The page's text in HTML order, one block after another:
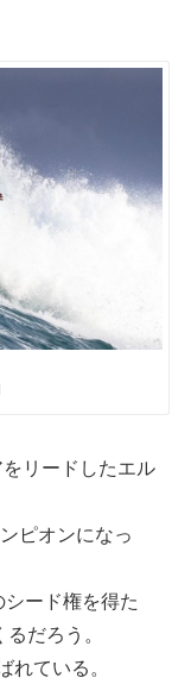
リードしたエル
ピオンになっ
ード権を得た
だろう。
れている。